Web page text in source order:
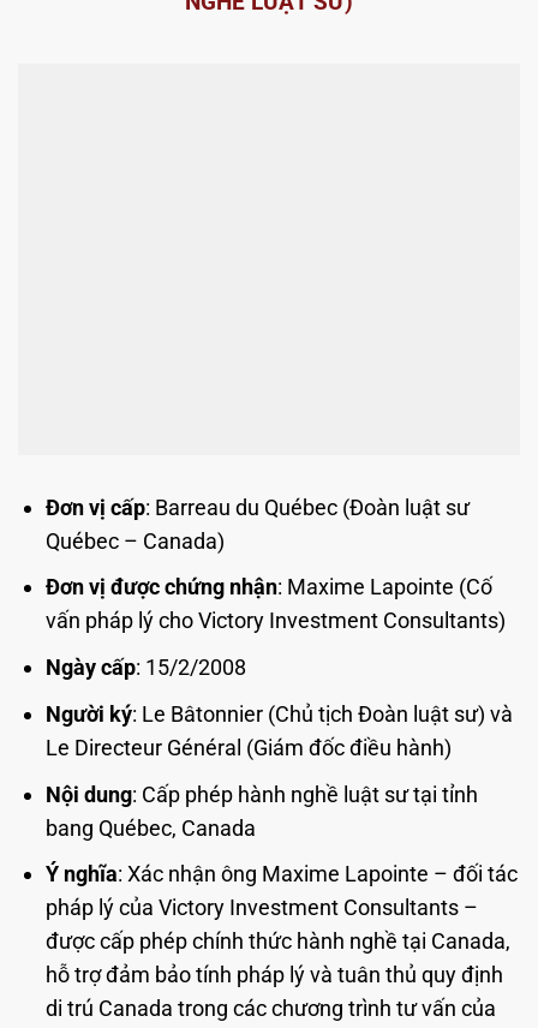
Đơn vị cấp: Barreau du Québec (Đoàn luật sư
Québec – Canada)
Đơn vị được chứng nhận: Maxime Lapointe (Cố
vấn pháp lý cho Victory Investment Consultants)
Ngày cấp: 15/2/2008
Người ký: Le Bâtonnier (Chủ tịch Đoàn luật sư) và
Le Directeur Général (Giám đốc điều hành)
Nội dung: Cấp phép hành nghề luật sư tại tỉnh
bang Québec, Canada
Ý nghĩa: Xác nhận ông Maxime Lapointe – đối tác
pháp lý của Victory Investment Consultants –
được cấp phép chính thức hành nghề tại Canada,
hỗ trợ đảm bảo tính pháp lý và tuân thủ quy định
di trú Canada trong các chương trình tư vấn của